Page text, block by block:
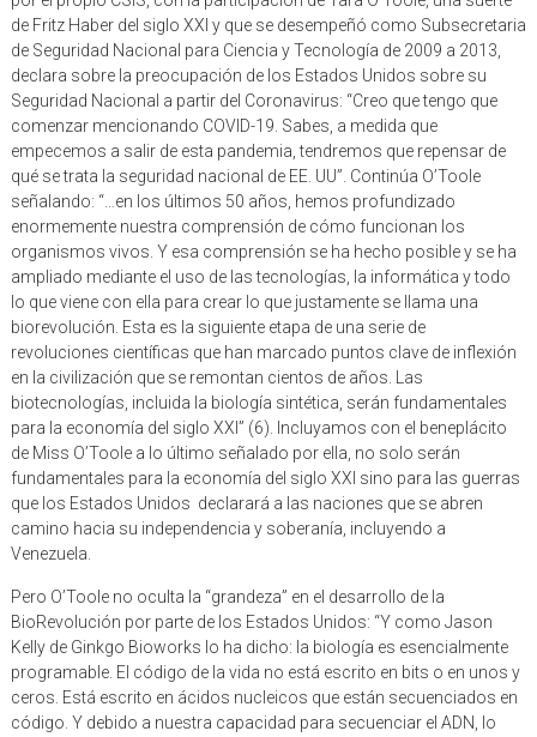
de Seguridad Nacional para Ciencia y Tecnología de 2009 a 2013,
declara sobre la preocupación de los Estados Unidos sobre su
Seguridad Nacional a partir del Coronavirus: “Creo que tengo que
comenzar mencionando COVID-19. Sabes, a medida que
empecemos a salir de esta pandemia, tendremos que repensar de
qué se trata la seguridad nacional de EE. UU”. Continúa O’Toole
señalando: “…en los últimos 50 años, hemos profundizado
enormemente nuestra comprensión de cómo funcionan los
organismos vivos. Y esa comprensión se ha hecho posible y se ha
ampliado mediante el uso de las tecnologías, la informática y todo
lo que viene con ella para crear lo que justamente se llama una
biorevolución. Esta es la siguiente etapa de una serie de
revoluciones científicas que han marcado puntos clave de inflexión
en la civilización que se remontan cientos de años. Las
biotecnologías, incluida la biología sintética, serán fundamentales
para la economía del siglo XXI” (6). Incluyamos con el beneplácito
de Miss O’Toole a lo último señalado por ella, no solo serán
fundamentales para la economía del siglo XXI sino para las guerras
que los Estados Unidos declarará a las naciones que se abren
camino hacia su independencia y soberanía, incluyendo a
Venezuela.
BioRevolución por parte de los Estados Unidos: “Y como Jason
Kelly de Ginkgo Bioworks lo ha dicho: la biología es esencialmente
programable. El código de la vida no está escrito en bits o en unos y
ceros. Está escrito en ácidos nucleicos que están secuenciados en
código. Y debido a nuestra capacidad para secuenciar el ADN, lo
que comenzamos a hacer en la década de 1970 y están mejorando